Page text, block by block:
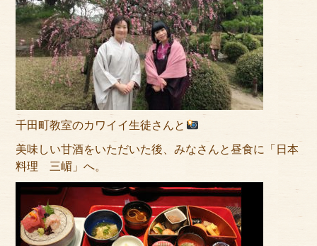
千田町教室のカワイイ生徒さんと
美味しい甘酒をいただいた後、みなさんと昼食に「日本
料理 三嵋」へ。